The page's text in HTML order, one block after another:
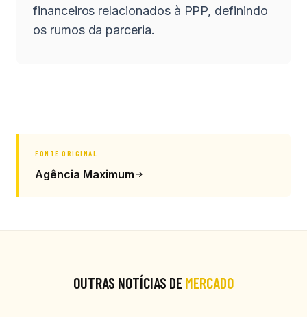
financeiros relacionados à PPP, definindo
os rumos da parceria.
FONTE ORIGINAL
Agência Maximum
OUTRAS NOTÍCIAS DEMERCADO